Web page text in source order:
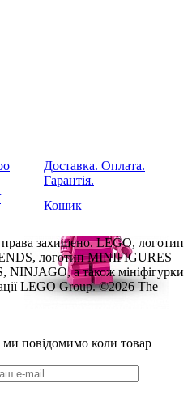
Доставка. Оплата.
Гарантія.
Кошик
захищено. LEGO, логотип
логотип MINIFIGURES
NINJAGO, а також мініфігурки
LEGO Group. ©2026 The
ми повідомимо коли товар